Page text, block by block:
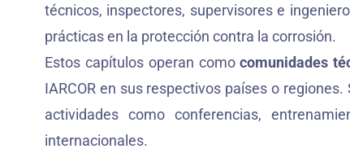
técnicos, inspectores, supervisores e
prácticas en la protección contra la corrosión.
Estos capítulos operan comocomunidades
IARCOR en sus respectivos países o
actividades como conferencias,
internacionales.